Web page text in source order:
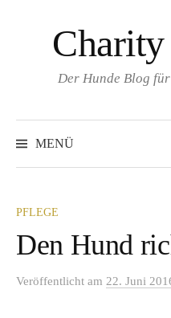
Der Hunde Blog
MENÜ
PFLEGE
Den Hund
Veröffentlicht am 22. Juni